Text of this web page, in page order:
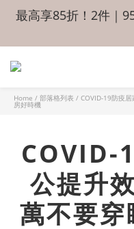
最高享85折！2件｜
Home / 部落格列表 / COVID-19防疫
房好時機
COVID-
公提升
萬不要